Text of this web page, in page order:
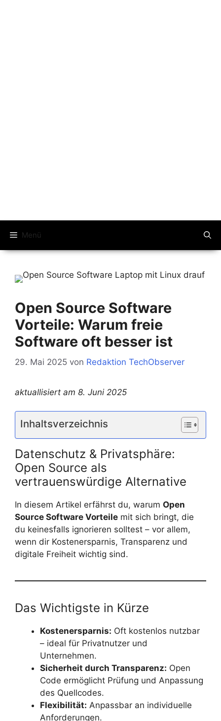
Menü
Open Source Software
Vorteile: Warum freie
Software oft besser ist
29. Mai 2025 von Redaktion TechObserver
aktuallisiert am 8. Juni 2025
Inhaltsverzeichnis
Datenschutz & Privatsphäre:
Open Source als
vertrauenswürdige Alternative
In diesem Artikel erfährst du, warum Open
Source Software Vorteile mit sich bringt, die
du keinesfalls ignorieren solltest – vor allem,
wenn dir Kostenersparnis, Transparenz und
digitale Freiheit wichtig sind.
Das Wichtigste in Kürze
Kostenersparnis: Oft kostenlos nutzbar
– ideal für Privatnutzer und
Unternehmen.
Sicherheit durch Transparenz: Open
Code ermöglicht Prüfung und Anpassung
des Quellcodes.
Flexibilität: Anpassbar an individuelle
Anforderungen.